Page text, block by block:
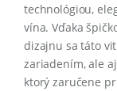
technológiou,
vína. Vďaka
dizajnu sa táto
zariadením, ale
ktorý zaručene